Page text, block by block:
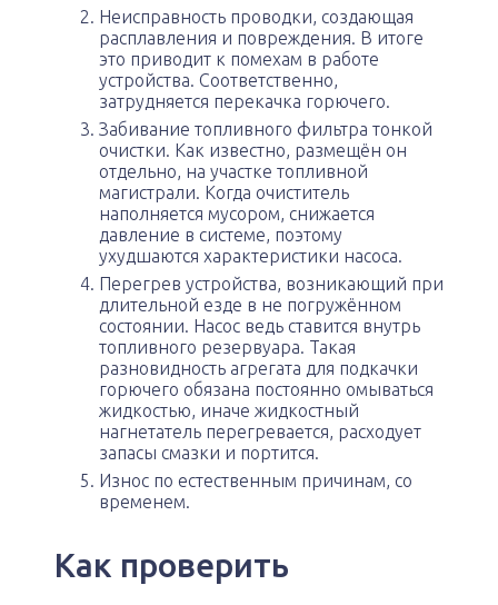
Неисправность проводки, создающая
расплавления и повреждения. В итоге
это приводит к помехам в работе
устройства. Соответственно,
затрудняется перекачка горючего.
Забивание топливного фильтра тонкой
очистки. Как известно, размещён он
отдельно, на участке топливной
магистрали. Когда очиститель
наполняется мусором, снижается
давление в системе, поэтому
ухудшаются характеристики насоса.
Перегрев устройства, возникающий при
длительной езде в не погружённом
состоянии. Насос ведь ставится внутрь
топливного резервуара. Такая
разновидность агрегата для подкачки
горючего обязана постоянно омываться
жидкостью, иначе жидкостный
нагнетатель перегревается, расходует
запасы смазки и портится.
Износ по естественным причинам, со
временем.
Как проверить